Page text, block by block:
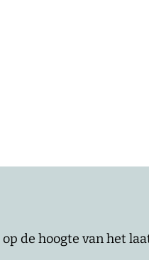
de hoogte van het